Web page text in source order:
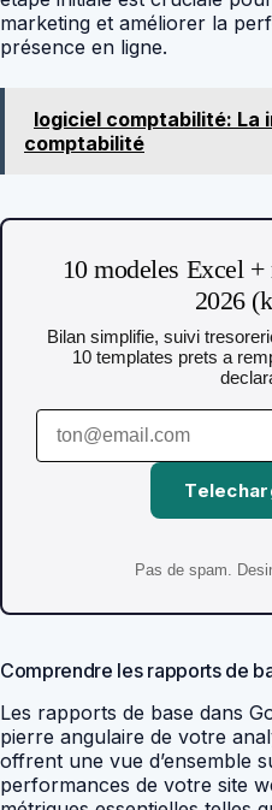
marketing et améliorer la
présence en ligne.
logiciel comptabilité: La
comptabilité
10 modeles Excel
2026
Bilan simplifie, suivi
10 templates prets a
Pas de spam.
Comprendre les rapports de
Les rapports de base dans
pierre angulaire de votre
offrent une vue d’ensemble
performances de votre site